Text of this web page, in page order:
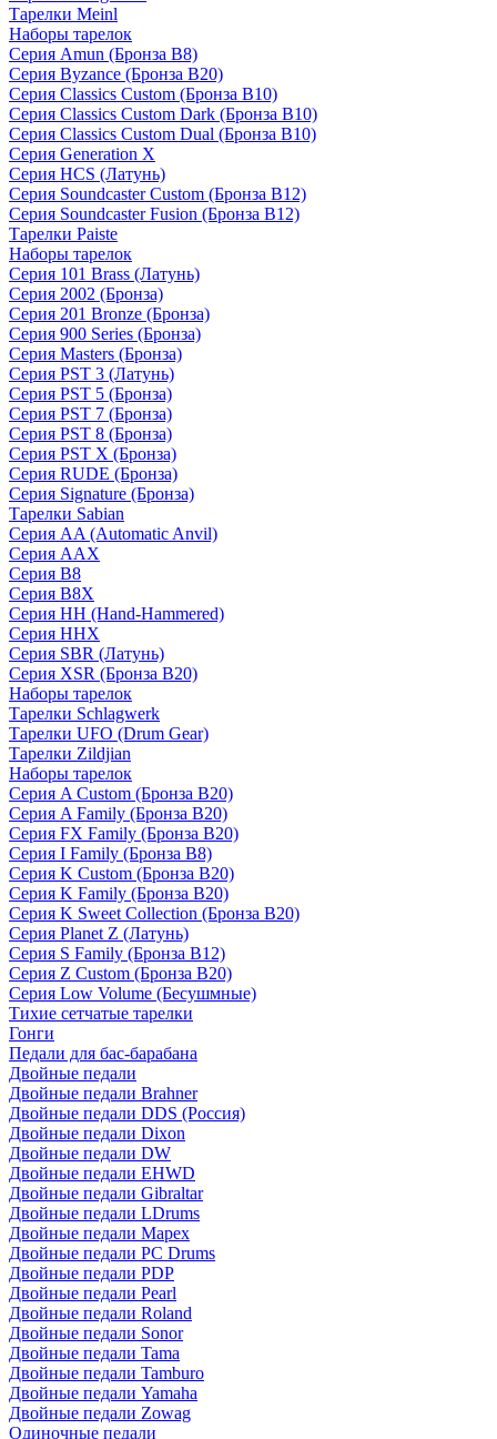
Тарелки Meinl
Наборы тарелок
Серия Amun (Бронза B8)
Серия Byzance (Бронза B20)
Серия Classics Custom (Бронза B10)
Серия Classics Custom Dark (Бронза B10)
Серия Classics Custom Dual (Бронза B10)
Серия Generation X
Серия HCS (Латунь)
Серия Soundcaster Custom (Бронза B12)
Серия Soundcaster Fusion (Бронза B12)
Тарелки Paiste
Наборы тарелок
Серия 101 Brass (Латунь)
Серия 2002 (Бронза)
Серия 201 Bronze (Бронза)
Серия 900 Series (Бронза)
Серия Masters (Бронза)
Серия PST 3 (Латунь)
Серия PST 5 (Бронза)
Серия PST 7 (Бронза)
Серия PST 8 (Бронза)
Серия PST X (Бронза)
Серия RUDE (Бронза)
Серия Signature (Бронза)
Тарелки Sabian
Серия AA (Automatic Anvil)
Серия AAX
Серия B8
Серия B8X
Серия HH (Hand-Hammered)
Серия HHX
Серия SBR (Латунь)
Серия XSR (Бронза B20)
Наборы тарелок
Тарелки Schlagwerk
Тарелки UFO (Drum Gear)
Тарелки Zildjian
Наборы тарелок
Серия A Custom (Бронза B20)
Серия A Family (Бронза B20)
Серия FX Family (Бронза B20)
Серия I Family (Бронза B8)
Серия K Custom (Бронза B20)
Серия K Family (Бронза B20)
Серия K Sweet Collection (Бронза B20)
Серия Planet Z (Латунь)
Серия S Family (Бронза B12)
Серия Z Custom (Бронза B20)
Серия Low Volume (Бесушмные)
Тихие сетчатые тарелки
Гонги
Педали для бас-барабана
Двойные педали
Двойные педали Brahner
Двойные педали DDS (Россия)
Двойные педали Dixon
Двойные педали DW
Двойные педали EHWD
Двойные педали Gibraltar
Двойные педали LDrums
Двойные педали Mapex
Двойные педали PC Drums
Двойные педали PDP
Двойные педали Pearl
Двойные педали Roland
Двойные педали Sonor
Двойные педали Tama
Двойные педали Tamburo
Двойные педали Yamaha
Двойные педали Zowag
Одиночные педали